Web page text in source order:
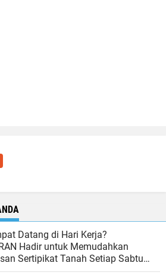
Datang di Hari Kerja?
Hadir untuk Memudahkan
Sertipikat Tanah Setiap Sabtu